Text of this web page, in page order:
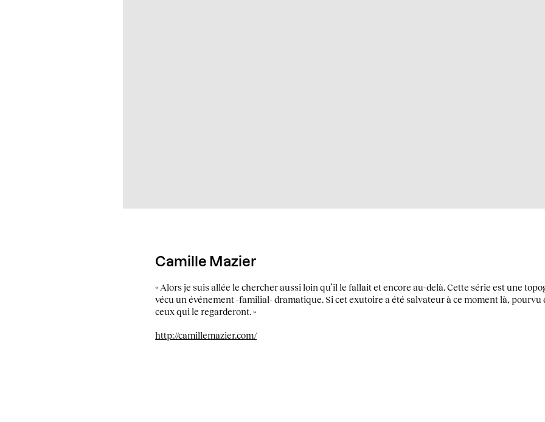
Camille Mazier
« Alors je suis allée le chercher aussi loin qu’il le fallait et encore au-delà. Cette série est une
vécu un événement -familial- dramatique. Si cet exutoire a été salvateur à ce moment là, pourvu
ceux qui le regarderont. »
http://camillemazier.com/